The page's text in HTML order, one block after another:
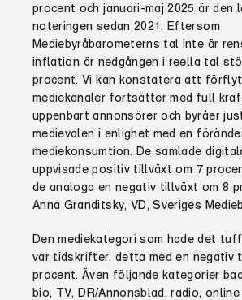
procent och januari-maj 2025 är den
noteringen sedan 2021. Eftersom
Mediebyråbarometerns tal inte är
inflation är nedgången i reella tal
procent. Vi kan konstatera att
mediekanaler fortsätter med full
uppenbart annonsörer och byråer
medievalen i enlighet med en
mediekonsumtion. De samlade
uppvisade positiv tillväxt om 7
de analoga en negativ tillväxt om 8
Anna Granditsky, VD, Sveriges
Den mediekategori som hade det
var tidskrifter, detta med en negativ
procent. Även följande kategorier
bio, TV, DR/Annonsblad, radio,